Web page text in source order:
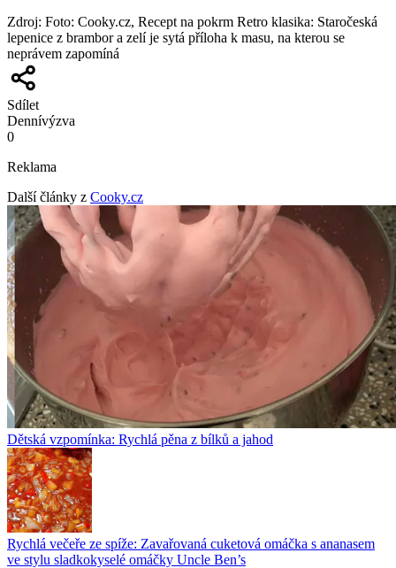
Zdroj: Foto: Cooky.cz, Recept na pokrm Retro klasika: Staročeská
lepenice z brambor a zelí je sytá příloha k masu, na kterou se
neprávem zapomíná
Sdílet
Dennívýzva
0
Reklama
Další články z Cooky.cz
Dětská vzpomínka: Rychlá pěna z bílků a jahod
Rychlá večeře ze spíže: Zavařovaná cuketová omáčka s ananasem
ve stylu sladkokyselé omáčky Uncle Ben’s